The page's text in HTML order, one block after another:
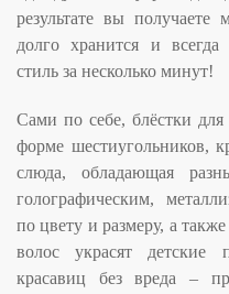
результате вы получаете
долго хранится и
стиль за несколько минут!
Сами по себе, блёстки для
форме шестиугольников,
слюда, обладающая
голографическим,
по цвету и размеру, а
волос украсят детские
красавиц без вреда –